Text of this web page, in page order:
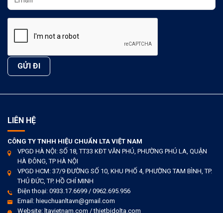
LIÊN HỆ
CÔNG TY TNHH HIỆU CHUẨN LTA VIỆT NAM
VPGD HÀ NỘI: SỐ 18, TT33 KĐT VĂN PHÚ, PHƯỜNG PHÚ LA, QUẬN
HÀ ĐÔNG, TP HÀ NỘI
VPGD HCM: 37/9 ĐƯỜNG SỐ 10, KHU PHỐ 4, PHƯỜNG TAM BÌNH, TP.
THỦ ĐỨC, TP. HỒ CHÍ MINH
Điện thoại: 0933.17.6699 / 0962.695.956
Email: hieuchuanltavn@gmail.com
Website: ltavietnam.com / thietbidolta.com